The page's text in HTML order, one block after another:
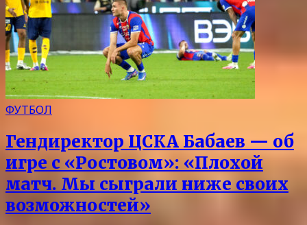
ФУТБОЛ
Гендиректор ЦСКА Бабаев — об
игре с «Ростовом»: «Плохой
матч. Мы сыграли ниже своих
возможностей»